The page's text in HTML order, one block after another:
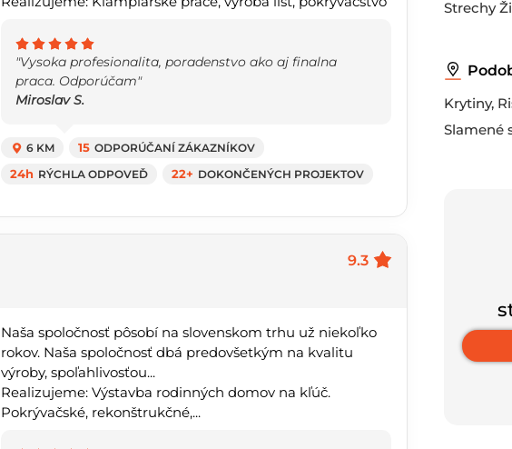
"Vysoka profesionalita, poradenstvo ako aj finalna
praca. Odporúčam"
Miroslav S.
6 KM 15 ODPORÚČANÍ ZÁKAZNÍKOV
24h RÝCHLA ODPOVEĎ 22+ DOKONČENÝCH PROJEKTOV
9.3
Naša spoločnosť pôsobí na slovenskom trhu už niekoľko
rokov. Naša spoločnosť dbá predovšetkým na kvalitu
výroby, spoľahlivosťou...
Realizujeme: Výstavba rodinných domov na kľúč.
Pokrývačské, rekonštrukčné,...
Strechy
Krytiny,
Slamené